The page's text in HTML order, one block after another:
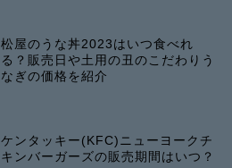
松屋のうな丼2023はいつ食べれ
る？販売日や土用の丑のこだわりう
なぎの価格を紹介
ケンタッキー(KFC)ニューヨークチ
キンバーガーズの販売期間はいつ？